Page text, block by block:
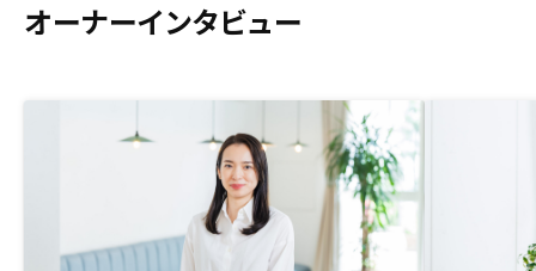
オーナーインタビュー